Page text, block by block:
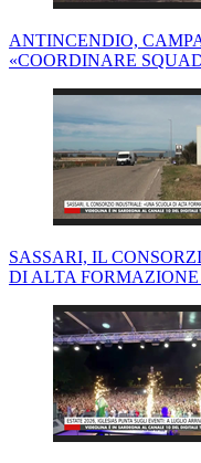
ANTINCENDIO,
«COORDINARE
SASSARI, IL
DI ALTA